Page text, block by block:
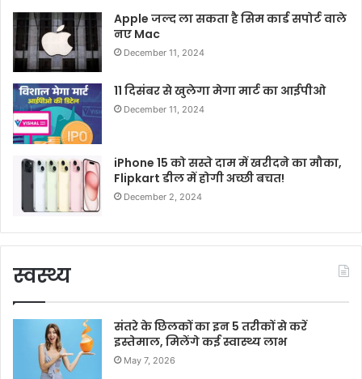
Apple जल्द ला सकता है सिम कार्ड सपोर्ट वाले
नए Mac
December 11, 2024
11 दिसंबर से खुलेगा मेगा मार्ट का आईपीओ
December 11, 2024
iPhone 15 को सस्ते दाम में खरीदने का मौका,
Flipkart डील में होगी अच्छी बचत!
December 2, 2024
स्वस्थ्य
संतरे के छिलकों का इन 5 तरीकों से करें
इस्तेमाल, मिलेंगे कई स्वास्थ्य लाभ
May 7, 2026